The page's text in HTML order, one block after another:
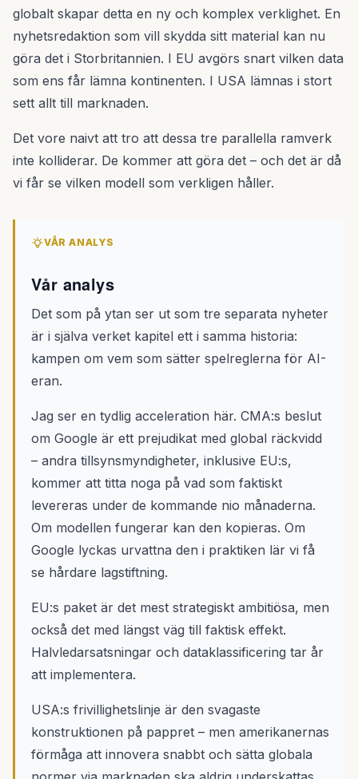
globalt skapar detta en ny och komplex verklighet. En
nyhetsredaktion som vill skydda sitt material kan nu
göra det i Storbritannien. I EU avgörs snart vilken data
som ens får lämna kontinenten. I USA lämnas i stort
sett allt till marknaden.
Det vore naivt att tro att dessa tre parallella ramverk
inte kolliderar. De kommer att göra det – och det är då
vi får se vilken modell som verkligen håller.
VÅR ANALYS
Vår analys
Det som på ytan ser ut som tre separata nyheter
är i själva verket kapitel ett i samma historia:
kampen om vem som sätter spelreglerna för AI-
eran.
Jag ser en tydlig acceleration här. CMA:s beslut
om Google är ett prejudikat med global räckvidd
– andra tillsynsmyndigheter, inklusive EU:s,
kommer att titta noga på vad som faktiskt
levereras under de kommande nio månaderna.
Om modellen fungerar kan den kopieras. Om
Google lyckas urvattna den i praktiken lär vi få
se hårdare lagstiftning.
EU:s paket är det mest strategiskt ambitiösa, men
också det med längst väg till faktisk effekt.
Halvledarsatsningar och dataklassificering tar år
att implementera.
USA:s frivillighetslinje är den svagaste
konstruktionen på pappret – men amerikanernas
förmåga att innovera snabbt och sätta globala